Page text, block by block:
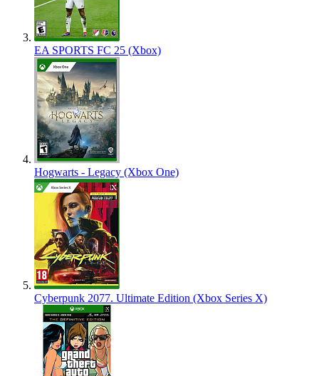
EA SPORTS FC 25 (Xbox)
Hogwarts - Legacy (Xbox One)
Cyberpunk 2077. Ultimate Edition (Xbox Series X)